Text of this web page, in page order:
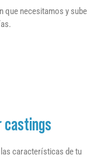
que necesitamos y sube
castings
características de tu